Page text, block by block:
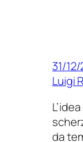
31/
Luigi
da